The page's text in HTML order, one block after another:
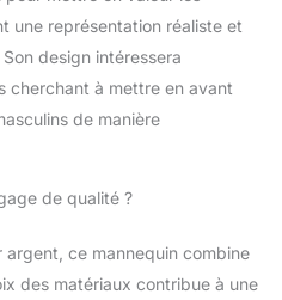
: tête de mannequin
les mains et les
peuvent être
les deux
bras sont à ressort,
meilleurs effets
vêtements : Le
en bois
une représentation réaliste et
design intéressera
cherchant à mettre en avant
de manière
de qualité ?
argent, ce mannequin combine
des matériaux contribue à une